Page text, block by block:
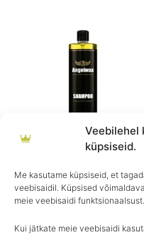
Veebilehel
küpsiseid.
Me kasutame küpsiseid, et
veebisaidil. Küpsised
meie veebisaidi funktsionaalsust.
Kui jätkate meie veebisaidi
ANGELWAX SHAMPOO
€18.49